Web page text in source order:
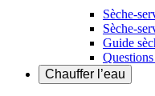
Sèche-
Sèche-
Guide
Chauffer l’eau